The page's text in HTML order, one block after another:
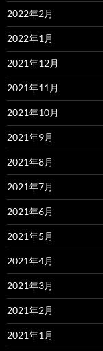
2022年2月
2022年1月
2021年12月
2021年11月
2021年10月
2021年9月
2021年8月
2021年7月
2021年6月
2021年5月
2021年4月
2021年3月
2021年2月
2021年1月